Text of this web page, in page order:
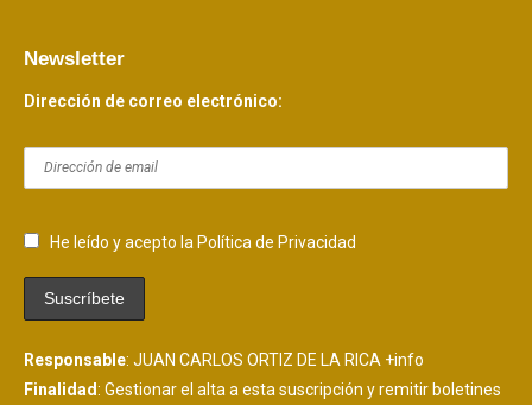
Newsletter
Dirección de correo electrónico:
He leído y acepto la Política de Privacidad
Responsable: JUAN CARLOS ORTIZ DE LA RICA +info
Finalidad: Gestionar el alta a esta suscripción y remitir boletines